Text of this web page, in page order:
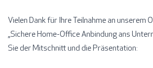
Vielen Dank für Ihre Teilnahme an unserem
„Sichere Home-Office Anbindung ans
Sie der Mitschnitt und die Präsentation: